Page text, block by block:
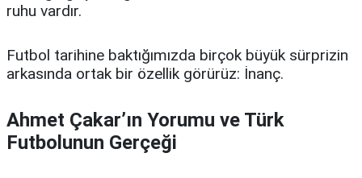
ruhu vardır.
Futbol tarihine baktığımızda birçok büyük sürprizin
arkasında ortak bir özellik görürüz: İnanç.
Ahmet Çakar’ın Yorumu ve Türk
Futbolunun Gerçeği